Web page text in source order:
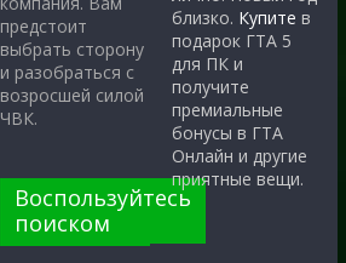
предстоит
выбрать сторону
и разобраться с
возросшей силой
ЧВК.
Воспользуйтесь
поиском
близко. Купите в
подарок ГТА 5
для ПК и
получите
премиальные
бонусы в ГТА
Онлайн и другие
приятные вещи.